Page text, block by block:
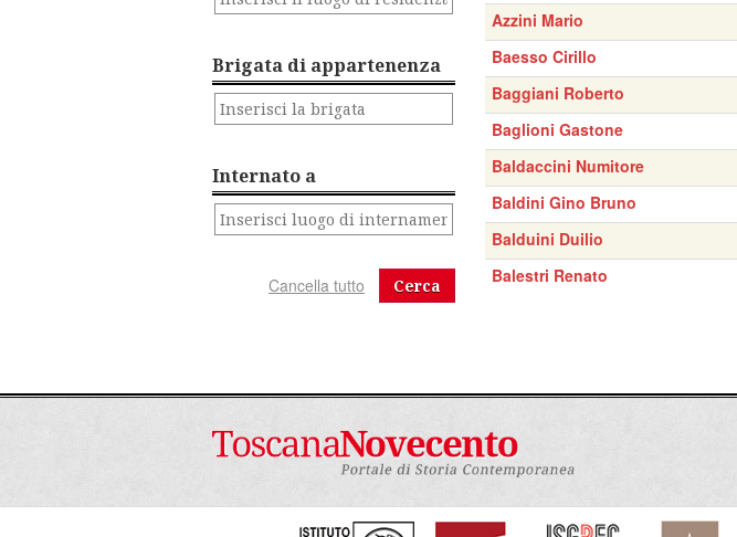
Brigata di appartenenza
Internato a
Cerca
Azzini Mario
Baesso Cirillo
Baggiani Roberto
Baglioni Gastone
Baldaccini Numitore
Baldini Gino Bruno
Balduini Duilio
Balestri Renato